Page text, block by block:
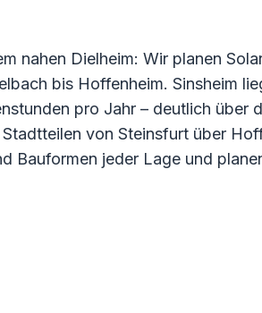
nahen Dielheim: Wir planen
bis Hoffenheim. Sinsheim
pro Jahr – deutlich über
von Steinsfurt über
Bauformen jeder Lage und